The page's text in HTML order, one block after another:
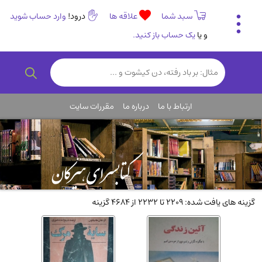
سبد شما علاقه ها درود! وارد حساب شوید
و یایک حساب باز کنید.
تاریخی و فرهنگی
(838)
رمان و داستان ایرانی(307)
روانشناسی(357)
انگلیسی و زبان خارجی(14)
کودکان و نوجوانان(76)
کتب نادر و کمیاب(19)
روانشناسی(112)
طب گیاهی و سنتی(45)
فلسفه و جامعه شناسی(151)
ادبیات و شعر(511)
ارتباط با ما درباره ما مقررات سایت
گزینه های یافت شده: 2209 تا 2232 از 4684 گزینه